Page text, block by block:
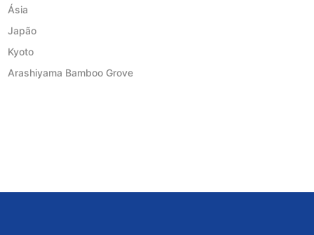
Ásia
Japão
Kyoto
Arashiyama Bamboo Grove